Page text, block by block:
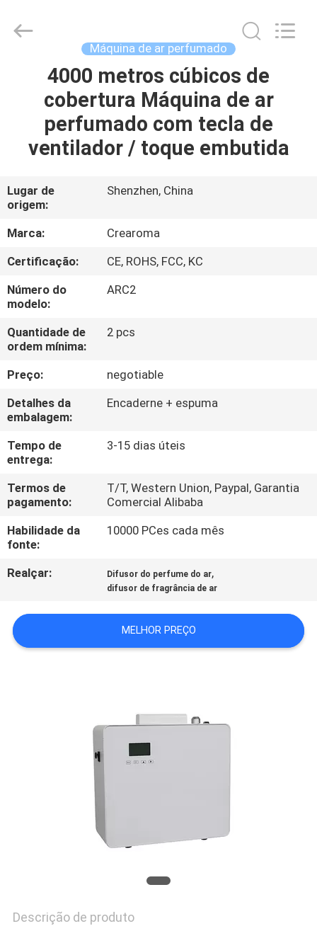
CASA
PRODUTOS
SHOW
DE
RV
SOBRE
NÓS
EXCURSÃO
DA
FÁBRICA
CONTROLE
DA
QUALIDADE
NOS
NOTÍCIA
CITAÇÕES
PRIVACIDADE
Online
Market.
Máquina de ar perfumado
4000 metros cúbicos de
cobertura Máquina de ar
perfumado com tecla de
ventilador / toque embutida
Lugar de
origem:
Shenzhen, China
Marca:
Crearoma
Certificação:
CE, ROHS, FCC, KC
Número do
modelo:
ARC2
Quantidade de
ordem mínima:
2 pcs
Preço:
negotiable
Detalhes da
embalagem:
Encaderne + espuma
Tempo de
entrega:
3-15 dias úteis
Termos de
pagamento:
T/T, Western Union, Paypal, Garantia
Comercial Alibaba
Habilidade da
fonte:
10000 PCes cada mês
Realçar: Difusor do perfume do ar,
difusor de fragrância de ar
MELHOR PREÇO
Descrição de produto